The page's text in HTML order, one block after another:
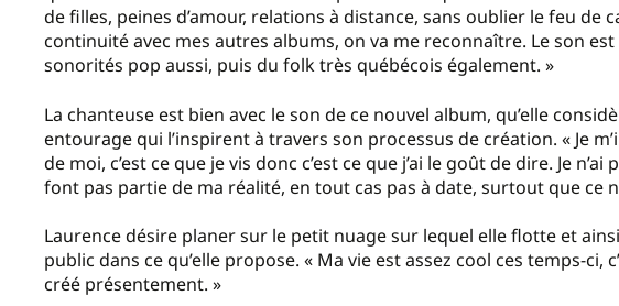
de filles, peines d’amour, relations à distance, sans oublier le feu de
continuité avec mes autres albums, on va me reconnaître. Le son
sonorités pop aussi, puis du folk très québécois également. »
La chanteuse est bien avec le son de ce nouvel album, qu’elle
entourage qui l’inspirent à travers son processus de création. « Je
de moi, c’est ce que je vis donc c’est ce que j’ai le goût de dire. Je
font pas partie de ma réalité, en tout cas pas à date, surtout que ce
Laurence désire planer sur le petit nuage sur lequel elle flotte et
public dans ce qu’elle propose. « Ma vie est assez cool ces temps-ci,
créé présentement. »